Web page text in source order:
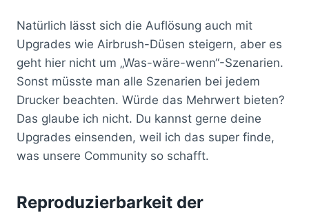
Natürlich lässt sich die Auflösung auch mit
Upgrades wie Airbrush-Düsen steigern, aber es
geht hier nicht um „Was-wäre-wenn“-Szenarien.
Sonst müsste man alle Szenarien bei jedem
Drucker beachten. Würde das Mehrwert bieten?
Das glaube ich nicht. Du kannst gerne deine
Upgrades einsenden, weil ich das super finde,
was unsere Community so schafft.
Reproduzierbarkeit der